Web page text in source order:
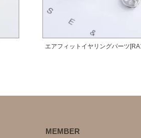
エアフィットイヤリングパーツ
MEMBER